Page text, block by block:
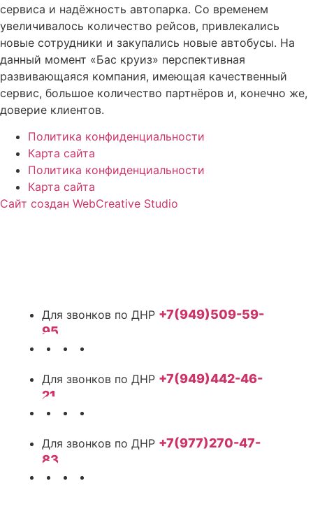
сервиса и надёжность автопарка. Со временем
увеличивалось количество рейсов, привлекались
новые сотрудники и закупались новые автобусы. На
данный момент «Бас круиз» перспективная
развивающаяся компания, имеющая качественный
сервис, большое количество партнёров и, конечно же,
доверие клиентов.
Политика конфиденциальности
Карта сайта
Политика конфиденциальности
Карта сайта
Сайт создан WebCreative Studio
+7(949)509-59-
95
+7(949)442-46-
21
+7(977)270-47-
83